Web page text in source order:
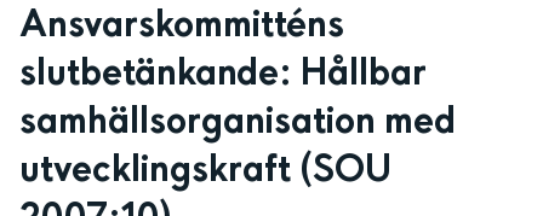
Ansvarskommitténs
slutbetänkande: Hållbar
samhällsorganisation med
utvecklingskraft (SOU